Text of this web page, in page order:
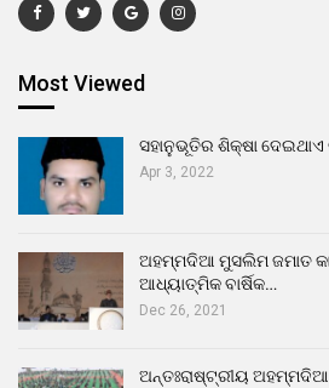
Most Viewed
ସହାନୁଭୂତିର ଶିକ୍ଷା ଦେଇଥାଏ
Apr 3, 2022
ଅହମ୍ମଦିଆ ମୁସଲିମ ଜମାତ
ଆଧ୍ୟାତ୍ମିକ ବାର୍ଷିକ…
Dec 26, 2021
ଅନ୍ତଃରାଷ୍ଟ୍ରୀୟ